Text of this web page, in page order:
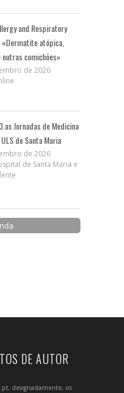
and Respiratory
«Dermatite atópica,
outras comichões»
de 2026
Jornadas de Medicina
de Santa Maria
de 2026
de Santa Maria e
DE AUTOR
designadamente, os